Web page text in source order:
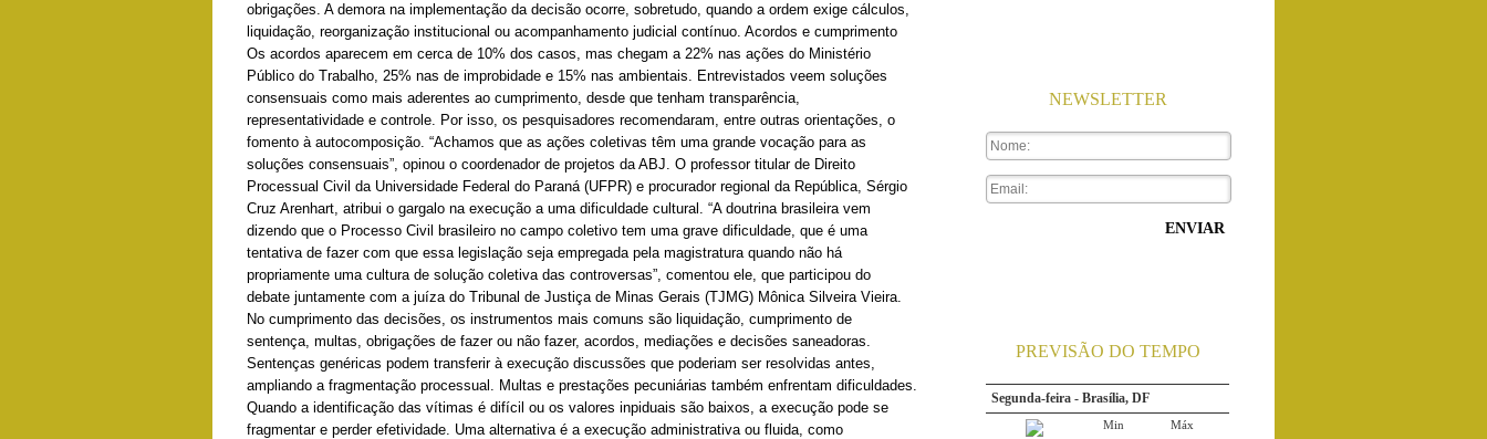
NEWSLETTER
ENVIAR
PREVISÃO DO TEMPO
Máx
Min
Chuva
obrigações. A demora na implementação da decisão ocorre, sobretudo, quando a ordem exige cálculos,
liquidação, reorganização institucional ou acompanhamento judicial contínuo. Acordos e cumprimento
Os acordos aparecem em cerca de 10% dos casos, mas chegam a 22% nas ações do Ministério
Público do Trabalho, 25% nas de improbidade e 15% nas ambientais. Entrevistados veem soluções
consensuais como mais aderentes ao cumprimento, desde que tenham transparência,
representatividade e controle. Por isso, os pesquisadores recomendaram, entre outras orientações, o
fomento à autocomposição. “Achamos que as ações coletivas têm uma grande vocação para as
soluções consensuais”, opinou o coordenador de projetos da ABJ. O professor titular de Direito
Processual Civil da Universidade Federal do Paraná (UFPR) e procurador regional da República, Sérgio
Cruz Arenhart, atribui o gargalo na execução a uma dificuldade cultural. “A doutrina brasileira vem
dizendo que o Processo Civil brasileiro no campo coletivo tem uma grave dificuldade, que é uma
tentativa de fazer com que essa legislação seja empregada pela magistratura quando não há
propriamente uma cultura de solução coletiva das controversas”, comentou ele, que participou do
debate juntamente com a juíza do Tribunal de Justiça de Minas Gerais (TJMG) Mônica Silveira Vieira.
No cumprimento das decisões, os instrumentos mais comuns são liquidação, cumprimento de
sentença, multas, obrigações de fazer ou não fazer, acordos, mediações e decisões saneadoras.
Sentenças genéricas podem transferir à execução discussões que poderiam ser resolvidas antes,
ampliando a fragmentação processual. Multas e prestações pecuniárias também enfrentam dificuldades.
Quando a identificação das vítimas é difícil ou os valores inpiduais são baixos, a execução pode se
fragmentar e perder efetividade. Uma alternativa é a execução administrativa ou fluida, como